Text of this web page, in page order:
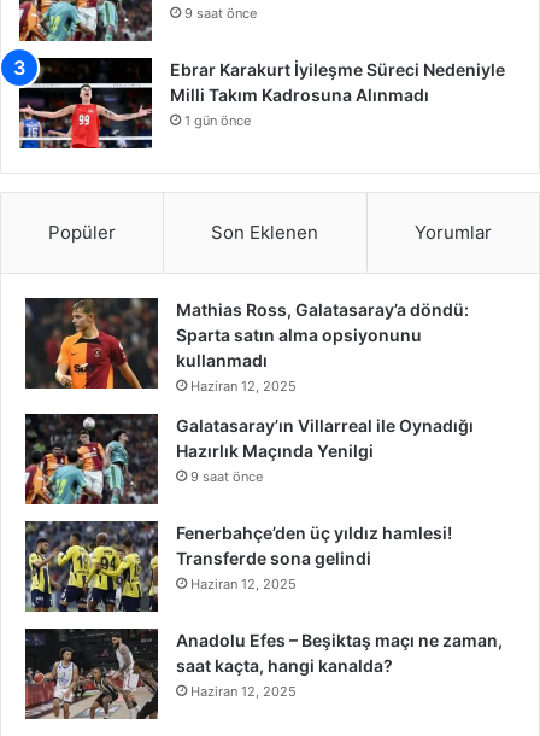
9 saat önce
Ebrar Karakurt İyileşme Süreci Nedeniyle
Milli Takım Kadrosuna Alınmadı
1 gün önce
Popüler Son Eklenen Yorumlar
Mathias Ross, Galatasaray’a döndü:
Sparta satın alma opsiyonunu
kullanmadı
Haziran 12, 2025
Galatasaray’ın Villarreal ile Oynadığı
Hazırlık Maçında Yenilgi
9 saat önce
Fenerbahçe’den üç yıldız hamlesi!
Transferde sona gelindi
Haziran 12, 2025
Anadolu Efes – Beşiktaş maçı ne zaman,
saat kaçta, hangi kanalda?
Haziran 12, 2025